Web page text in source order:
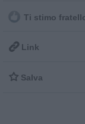
Ti stimo
 Link
 Salva